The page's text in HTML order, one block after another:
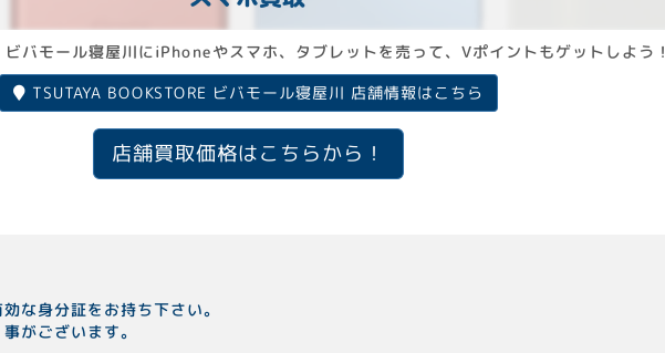
ビバモール寝屋川にiPhoneやスマホ、タブレットを売って、Vポイントもゲットしよう！
TSUTAYA BOOKSTORE ビバモール寝屋川 店舗情報はこちら
店舗買取価格はこちらから！
な身分証をお持ち下さい。
がございます。